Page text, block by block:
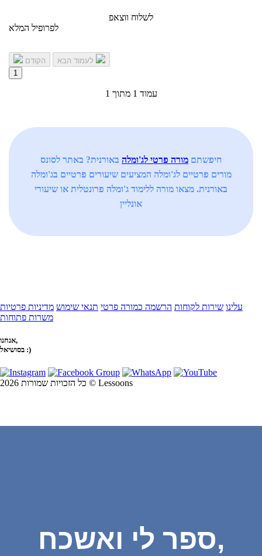
לשלוח ווצאפ
לפרופיל המלא
הקודם
1
עמוד 1 מתוך 1
חיפשתם מורה פרטי לג'ומלה באורנית? באתר לסונס
מורים פרטיים לג'ומלה המציעים שיעורים פרטיים בג'ומלה
באורנית. מצאו מורה ללימוד ג'ומלה פרונטלית או שיעורי
אונליין
עלינו שירות לקוחות הרשמה כמורה פרטי תנאי שימוש מדיניות פרטיות
משרות פתוחות
אנחנו,
בסושיאל :)
כל הזכויות שמורות 2026 © Lessoons
ספר לי ואשכח,